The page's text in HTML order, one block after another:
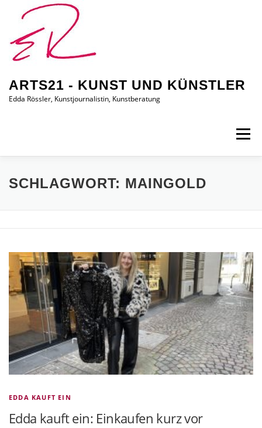
ARTS21 - KUNST UND KÜNSTLER
Edda Rössler, Kunstjournalistin, Kunstberatung
Menü
ARTS21 – EDDA RÖSSLER PRESSEBERICHTE
VITA/AUSBILDUNG LINKS
SCHLAGWORT: MAINGOLD
EDDA KAUFT EIN
Edda kauft ein: Einkaufen kurz vor